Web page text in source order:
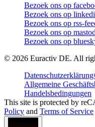
Bezoek ons op
Bezoek ons op
Bezoek ons op rss-
Bezoek ons op
Bezoek ons op
© 2026 Euractiv DE. All
Datenschutzerklärung
Allgemeine
Handelsbedingungen
This site is protected by
Policy and Terms of Service